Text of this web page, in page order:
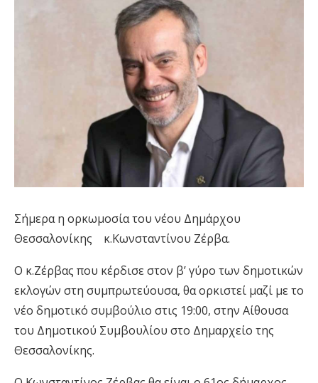
Σήμερα η ορκωμοσία του νέου Δημάρχου
Θεσσαλονίκης
κ.Κωνσταντίνου Ζέρβα.
Ο κ.Ζέρβας που κέρδισε στον β’ γύρο των δημοτικών
εκλογών στη συμπρωτεύουσα, θα ορκιστεί μαζί με το
νέο δημοτικό συμβούλιο στις 19:00, στην Αίθουσα
του Δημοτικού Συμβουλίου στο Δημαρχείο της
Θεσσαλονίκης.